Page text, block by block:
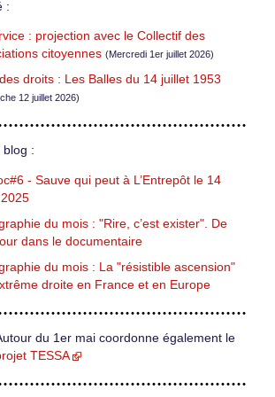
:
: projection avec le Collectif des
citoyennes (Mercredi 1er juillet 2026)
des droits : Les Balles du 14 juillet 1953
12 juillet 2026)
blog :
- Sauve qui peut à L’Entrepôt le 14
du mois : "Rire, c’est exister". De
dans le documentaire
du mois : La "résistible ascension"
droite en France et en Europe
du 1er mai coordonne également le
TESSA